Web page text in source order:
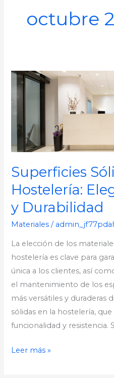
octubre
Superficies
Hostelería:
y Durabilidad
Materiales /
La elección de los
hostelería es clave para
única a los clientes, así
el mantenimiento de los
más versátiles y duraderas
sólidas en la hostelería,
funcionalidad y resistencia.
Superficies
la
Hostelería:
Elegancia,
y
Durabilidad
Leer más »